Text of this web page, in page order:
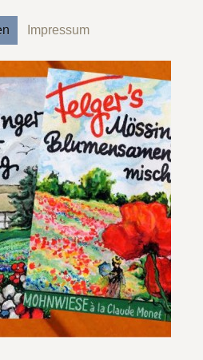
Impressum